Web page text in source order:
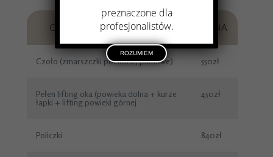
CENNIK INNARI NA TWARZ CENA
Czoło (zmarszczki poziome, pionowe) 550zł
Pełen lifting oka (powieka dolna + kurze
łapki + lifting powieki górnej
450zł
Policzki 840zł
preznaczone dla
profesjonalistów.
ROZUMIEM